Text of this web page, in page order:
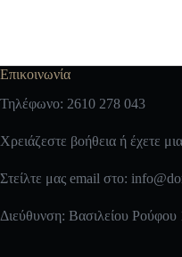
Επικοινωνία
Τηλέφωνο: 2610 278 043
Χρειάζεστε βοήθεια ή έχετε
Στείλτε μας email στο:
Διεύθυνση: Βασιλείου